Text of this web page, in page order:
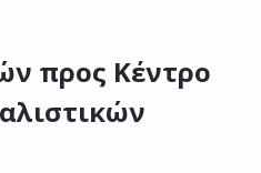
προς Κέντρο